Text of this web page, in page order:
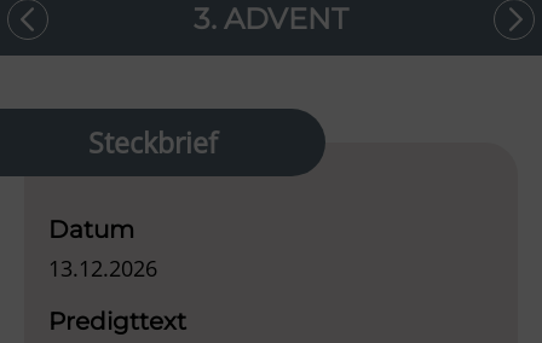
3. ADVENT
Steckbrief
Datum
13.12.2026
Predigttext